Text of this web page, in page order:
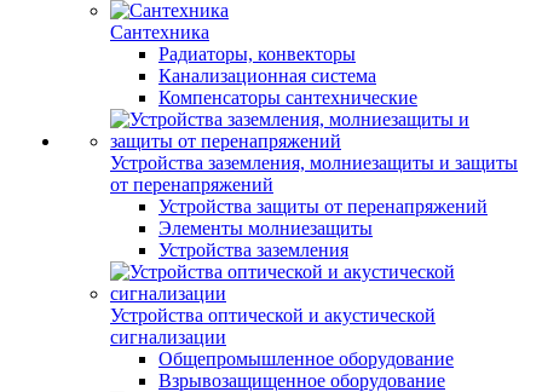
Сантехника
Радиаторы, конвекторы
Канализационная система
Компенсаторы сантехнические
Устройства заземления, молниезащиты и защиты
от перенапряжений
Устройства защиты от перенапряжений
Элементы молниезащиты
Устройства заземления
Устройства оптической и акустической
сигнализации
Общепромышленное оборудование
Взрывозащищенное оборудование